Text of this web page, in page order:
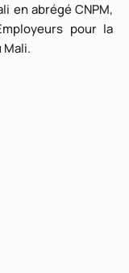
en abrégé CNPM,
pour la